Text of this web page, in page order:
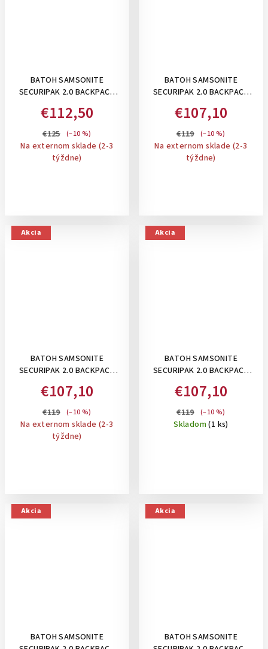
BATOH SAMSONITE
SECURIPAK 2.0 BACKPACK
€112,50
€125 (–10 %)
Na externom sklade (2-3
týždne)
BATOH SAMSONITE
SECURIPAK 2.0 BACKPACK
€107,10
€119 (–10 %)
Na externom sklade (2-3
týždne)
Akcia
BATOH SAMSONITE
SECURIPAK 2.0 BACKPACK
€107,10
€119 (–10 %)
Na externom sklade (2-3
týždne)
Akcia
BATOH SAMSONITE
SECURIPAK 2.0 BACKPACK
€107,10
€119 (–10 %)
Skladom(1 ks)
Akcia
BATOH SAMSONITE
Akcia
BATOH SAMSONITE